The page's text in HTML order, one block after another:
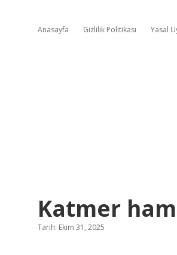
Anasayfa Gizlilik Politikası Yasal
Katmer
Tarih: Ekim 31, 2025